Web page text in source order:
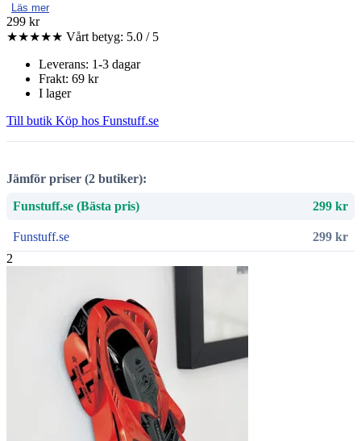
Läs mer
299 kr
★★★★★ Vårt betyg: 5.0 / 5
Leverans: 1-3 dagar
Frakt: 69 kr
I lager
Till butik Köp hos Funstuff.se
Jämför priser (2 butiker):
Funstuff.se (Bästa pris)
299 kr
Funstuff.se
299 kr
2